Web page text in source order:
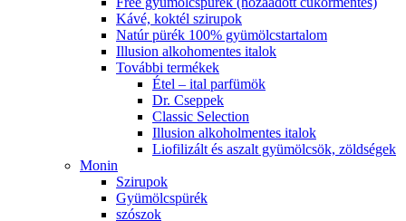
Kávé, koktél szirupok
Natúr pürék 100% gyümölcstartalom
Illusion alkohomentes italok
További termékek
Étel – ital parfümök
Dr. Cseppek
Classic Selection
Illusion alkoholmentes italok
Liofilizált és aszalt gyümölcsök, zöldségek
Monin
Szirupok
Gyümölcspürék
szószok